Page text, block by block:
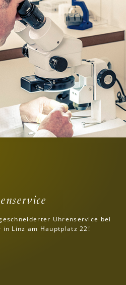
Uhrenservice bei
in Linz am Hauptplatz 22!